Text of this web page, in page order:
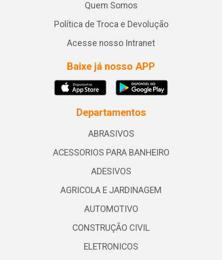
Quem Somos
Política de Troca e Devolução
Acesse nosso Intranet
Baixe já nosso APP
Departamentos
ABRASIVOS
ACESSORIOS PARA BANHEIRO
ADESIVOS
AGRICOLA E JARDINAGEM
AUTOMOTIVO
CONSTRUÇÃO CIVIL
ELETRONICOS